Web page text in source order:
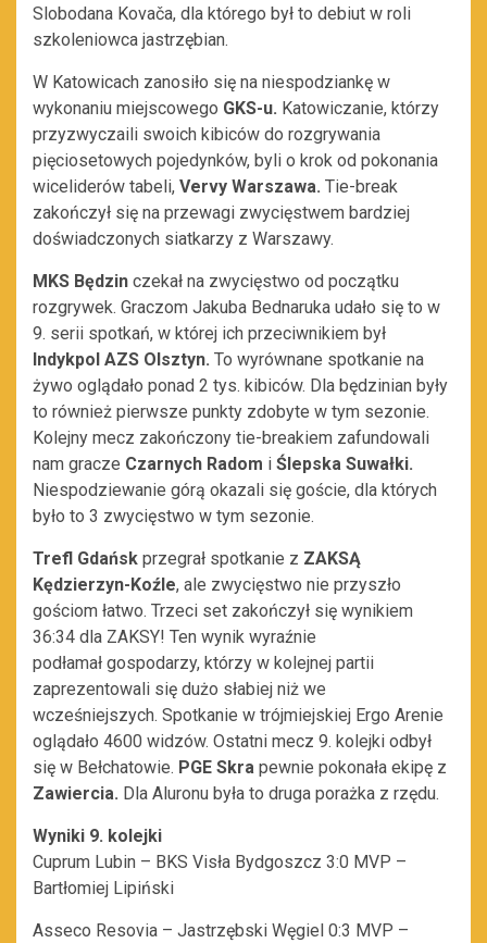
Slobodana Kovača, dla którego był to debiut w roli
szkoleniowca jastrzębian.
W Katowicach zanosiło się na niespodziankę w
wykonaniu miejscowego GKS-u. Katowiczanie, którzy
przyzwyczaili swoich kibiców do rozgrywania
pięciosetowych pojedynków, byli o krok od pokonania
wiceliderów tabeli, Vervy Warszawa. Tie-break
zakończył się na przewagi zwycięstwem bardziej
doświadczonych siatkarzy z Warszawy.
MKS Będzin czekał na zwycięstwo od początku
rozgrywek. Graczom Jakuba Bednaruka udało się to w
9. serii spotkań, w której ich przeciwnikiem był
Indykpol AZS Olsztyn. To wyrównane spotkanie na
żywo oglądało ponad 2 tys. kibiców. Dla będzinian były
to również pierwsze punkty zdobyte w tym sezonie.
Kolejny mecz zakończony tie-breakiem zafundowali
nam gracze Czarnych Radom i Ślepska Suwałki.
Niespodziewanie górą okazali się goście, dla których
było to 3 zwycięstwo w tym sezonie.
Trefl Gdańsk przegrał spotkanie z ZAKSĄ
Kędzierzyn-Koźle, ale zwycięstwo nie przyszło
gościom łatwo. Trzeci set zakończył się wynikiem
36:34 dla ZAKSY! Ten wynik wyraźnie
podłamał gospodarzy, którzy w kolejnej partii
zaprezentowali się dużo słabiej niż we
wcześniejszych. Spotkanie w trójmiejskiej Ergo Arenie
oglądało 4600 widzów. Ostatni mecz 9. kolejki odbył
się w Bełchatowie. PGE Skra pewnie pokonała ekipę z
Zawiercia. Dla Aluronu była to druga porażka z rzędu.
Wyniki 9. kolejki
Cuprum Lubin – BKS Visła Bydgoszcz 3:0 MVP –
Bartłomiej Lipiński
Asseco Resovia – Jastrzębski Węgiel 0:3 MVP –